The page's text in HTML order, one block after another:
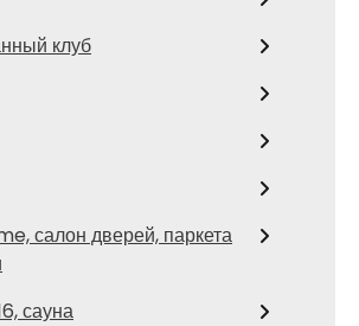
клуб
салон дверей, паркета
сауна